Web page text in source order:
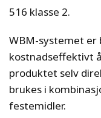
516 klasse 2.
WBM-systemet er
kostnadseffektivt
produktet selv
brukes i
festemidler.